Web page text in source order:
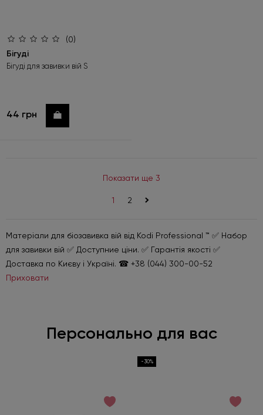
(0)
Бігуді
Бігуді для завивки вій S
44 грн Купити
Показати ще 3
1 2 >
Матеріали для біозавивка вій від Kodi Professional ™ ✅ Набор
для завивки вій ✅ Доступние ціни. ✅ Гарантія якості ✅
Доставка по Києву і Україні. ☎ +38 (044) 300-00-52
Приховати
Персонально для вас
-30%